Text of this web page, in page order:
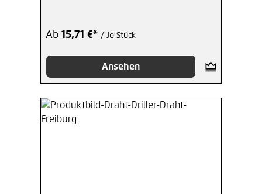
Ab 15,71 €* / Je Stück
Ansehen